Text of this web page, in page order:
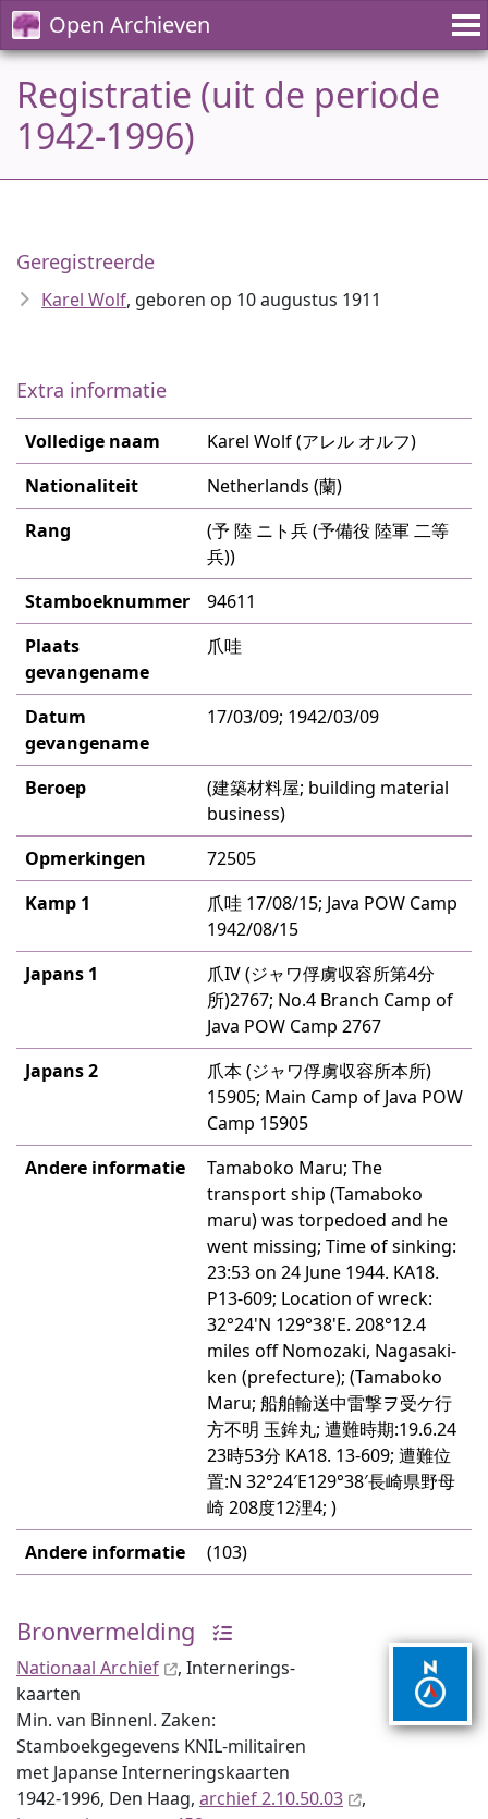
Open Archieven
Registratie (uit de periode
1942-1996)
Geregistreerde
Karel Wolf, geboren op 10 augustus 1911
Extra informatie
Volledige naam
Karel Wolf (アレル オルフ)
Nationaliteit
Netherlands (蘭)
Rang
(予 陸 ニト兵 (予備役 陸軍 二等
兵))
Stamboeknummer
94611
Plaats
gevangename
爪哇
Datum
gevangename
17/03/09; 1942/03/09
Beroep
(建築材料屋; building material
business)
Opmerkingen
72505
Kamp 1
爪哇 17/08/15; Java POW Camp
1942/08/15
Japans 1
爪IV (ジャワ俘虜収容所第4分
所)2767; No.4 Branch Camp of
Java POW Camp 2767
Japans 2
爪本 (ジャワ俘虜収容所本所)
15905; Main Camp of Java POW
Camp 15905
Andere informatie
Tamaboko Maru; The
transport ship (Tamaboko
maru) was torpedoed and he
went missing; Time of sinking:
23:53 on 24 June 1944. KA18.
P13-609; Location of wreck:
32°24'N 129°38'E. 208°12.4
miles off Nomozaki, Nagasaki-
ken (prefecture); (Tamaboko
Maru; 船舶輸送中雷撃ヲ受ケ行
方不明 玉鉾丸; 遭難時期:19.6.24
23時53分 KA18. 13-609; 遭難位
置:N 32°24′E129°38′長崎県野母
崎 208度12浬4; )
Andere informatie
(103)
Bronvermelding
Nationaal Archief
, Internerings­
kaarten
Min. van Binnenl. Zaken:
Stamboekgegevens KNIL-militairen
met Japanse Interneringskaarten
1942-1996, Den Haag, archief 2.10.50.03
,